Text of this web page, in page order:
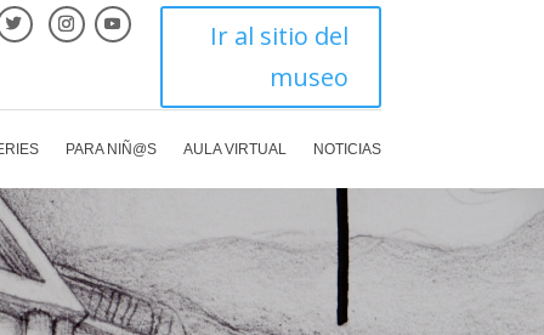
Ir al sitio del
museo
PARA NIÑ@S AULA VIRTUAL NOTICIAS